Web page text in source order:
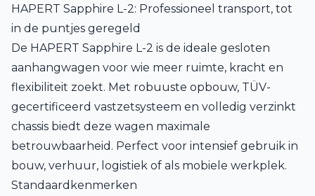
HAPERT Sapphire L-2: Professioneel transport, tot
in de puntjes geregeld
De HAPERT Sapphire L-2 is de ideale gesloten
aanhangwagen voor wie meer ruimte, kracht en
flexibiliteit zoekt. Met robuuste opbouw, TÜV-
gecertificeerd vastzetsysteem en volledig verzinkt
chassis biedt deze wagen maximale
betrouwbaarheid. Perfect voor intensief gebruik in
bouw, verhuur, logistiek of als mobiele werkplek.
Standaardkenmerken